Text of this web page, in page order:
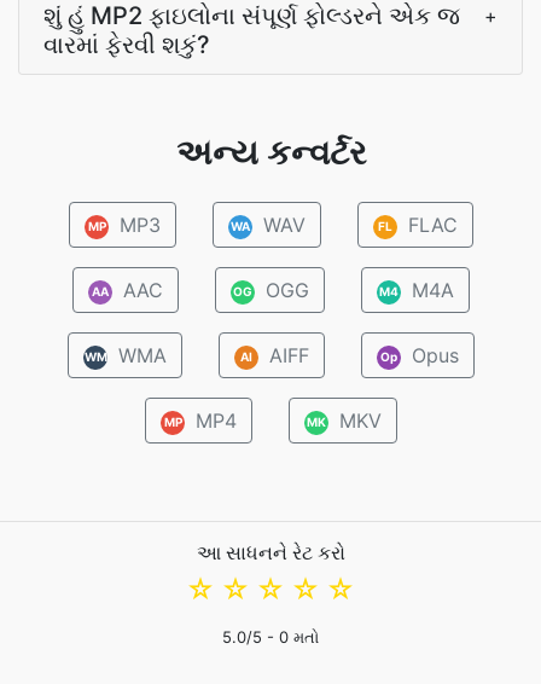
શું હું MP2 ફાઇલોના સંપૂર્ણ ફોલ્ડરને એક જ
વારમાં ફેરવી શકું?
+
અન્ય કન્વર્ટર
MP MP3 WA WAV FL FLAC
AA AAC OG OGG M4 M4A
WM WMA AI AIFF Op Opus
MP MP4 MK MKV
આ સાધનને રેટ કરો
☆
☆
☆
☆
☆
5.0/5 - 0 મતો